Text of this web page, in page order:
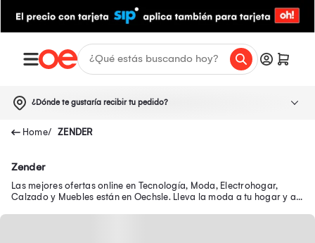
¿Dónde te gustaría recibir tu pedido?
ZENDER
Zender
Las mejores ofertas online en Tecnología, Moda, Electrohogar,
Calzado y Muebles están en Oechsle. Lleva la moda a tu hogar y a